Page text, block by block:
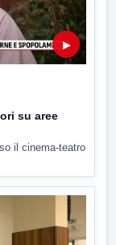
▶
su aree
il cinema-teatro